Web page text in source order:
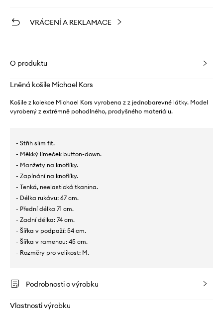
VRÁCENÍ A REKLAMACE
O produktu
Lněná košile Michael Kors
Košile z kolekce Michael Kors vyrobena z z jednobarevné látky. Model
vyrobený z extrémně pohodlného, ​​prodyšného materiálu.
- Střih slim fit.
- Měkký límeček button-down.
- Manžety na knoflíky.
- Zapínání na knoflíky.
- Tenká, neelastická tkanina.
- Délka rukávu: 67 cm.
- Přední délka 71 cm.
- Zadní délka: 74 cm.
- Šířka v podpaží: 54 cm.
- Šířka v ramenou: 45 cm.
- Rozměry pro velikost: M.
Podrobnosti o výrobku
Vlastnosti výrobku